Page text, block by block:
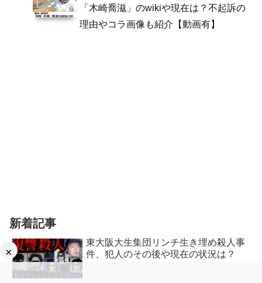
×
「木崎喬滋」のwikiや現在は？不起訴の
理由やコラ画像も紹介【動画有】
新着記事
東大阪大生集団リンチ生き埋め殺人事
件、犯人のその後や現在の状況は？